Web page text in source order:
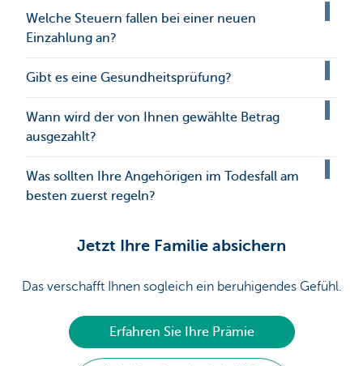
Welche Steuern fallen bei einer neuen
Einzahlung an?
Gibt es eine Gesundheitsprüfung?
Wann wird der von Ihnen gewählte Betrag
ausgezahlt?
Was sollten Ihre Angehörigen im Todesfall am
besten zuerst regeln?
Jetzt Ihre Familie absichern
Das verschafft Ihnen sogleich ein beruhigendes Gefühl.
Erfahren Sie Ihre Prämie